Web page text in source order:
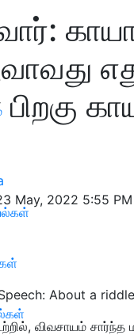
May, 2022 5:55 PM
About a riddle
விவசாயம் சார்ந்த